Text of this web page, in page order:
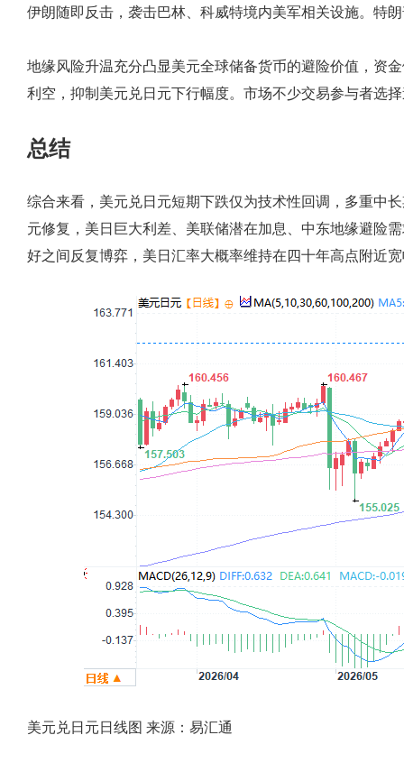
伊朗随即反击，袭击巴林、科威特境内美军相关设施。特
地缘风险升温充分凸显美元全球储备货币的避险价值，资
利空，抑制美元兑日元下行幅度。市场不少交易参与者选
总结
综合来看，美元兑日元短期下跌仅为技术性回调，多重中
元修复，美日巨大利差、美联储潜在加息、中东地缘避险
好之间反复博弈，美日汇率大概率维持在四十年高点附近
美元兑日元日线图 来源：易汇通